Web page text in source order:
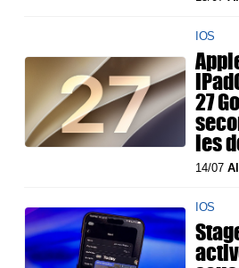
IOS
27
les
14/07
IOS